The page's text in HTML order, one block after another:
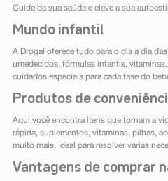
Cuide da sua saúde e eleve a sua
Mundo infantil
A Drogal oferece tudo para o dia a dia
umedecidos, fórmulas infantis,
cuidados especiais para cada fase do
Produtos de
Aqui você encontra itens que tornam a
rápida, suplementos, vitaminas, pilhas,
muito mais. Ideal para resolver várias
Vantagens de comprar